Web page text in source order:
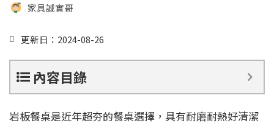
家具誠實哥
更新日：2024-08-26
內容目錄
岩板餐桌是近年超夯的餐桌選擇，具有耐磨耐熱好清潔